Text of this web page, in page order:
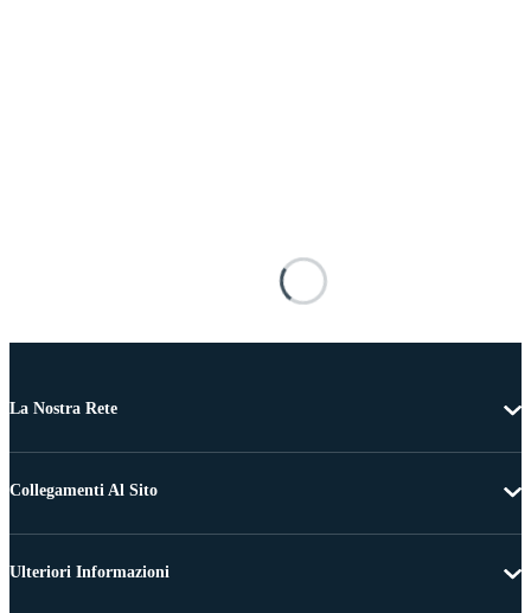
La Nostra Rete
Collegamenti Al Sito
Ulteriori Informazioni